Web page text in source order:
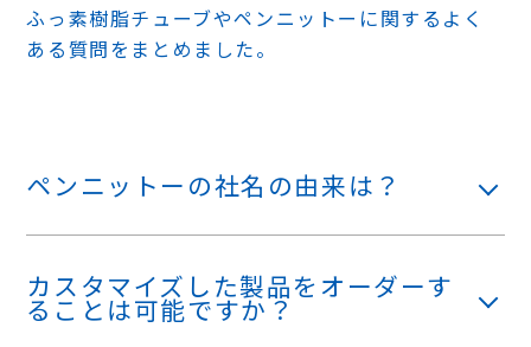
ふっ素樹脂チューブやペンニットーに関するよく
ある質問をまとめました。
ペンニットーの社名の由来は？
カスタマイズした製品をオーダーす
ることは可能ですか？